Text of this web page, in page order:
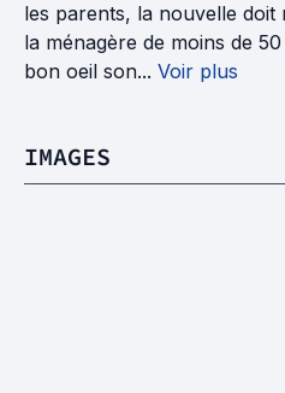
les parents, la nouvelle doit
la ménagère de moins de
bon oeil son... Voir plus
IMAGES